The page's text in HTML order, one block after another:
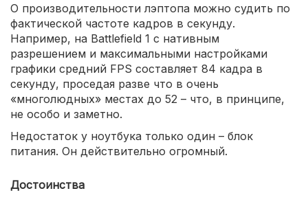
О производительности лэптопа можно судить по
фактической частоте кадров в секунду.
Например, на Battlefield 1 с нативным
разрешением и максимальными настройками
графики средний FPS составляет 84 кадра в
секунду, проседая разве что в очень
«многолюдных» местах до 52 – что, в принципе,
не особо и заметно.
Недостаток у ноутбука только один – блок
питания. Он действительно огромный.
Достоинства